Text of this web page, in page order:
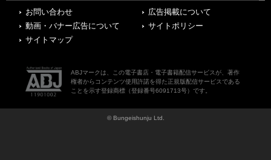
お問い合わせ
広告掲載について
動画・バナー広告について
サイトポリシー
サイトマップ
ABJマークは、この電子書店・電子書籍配信サービスが、著作
権者からコンテンツ使用許諾を得た正規版配信サービスである
ことを示す登録商標（登録番号6091713号）です。
© Bungeishunju Ltd.